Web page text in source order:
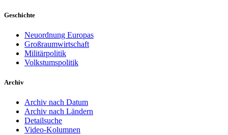
Geschichte
Neuordnung Europas
Großraumwirtschaft
Militärpolitik
Volkstumspolitik
Archiv
Archiv nach Datum
Archiv nach Ländern
Detailsuche
Video-Kolumnen